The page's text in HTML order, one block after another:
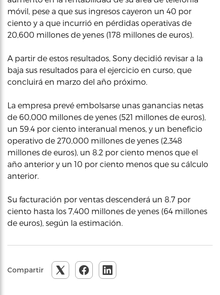
móvil, pese a que sus ingresos cayeron un 40 por
ciento y a que incurrió en pérdidas operativas de
20,600 millones de yenes (178 millones de euros).
A partir de estos resultados, Sony decidió revisar a la
baja sus resultados para el ejercicio en curso, que
concluirá en marzo del año próximo.
La empresa prevé embolsarse unas ganancias netas
de 60,000 millones de yenes (521 millones de euros),
un 59.4 por ciento interanual menos, y un beneficio
operativo de 270,000 millones de yenes (2,348
millones de euros), un 8.2 por ciento menos que el
año anterior y un 10 por ciento menos que su cálculo
anterior.
Su facturación por ventas descenderá un 8.7 por
ciento hasta los 7,400 millones de yenes (64 millones
de euros), según la estimación.
Compartir